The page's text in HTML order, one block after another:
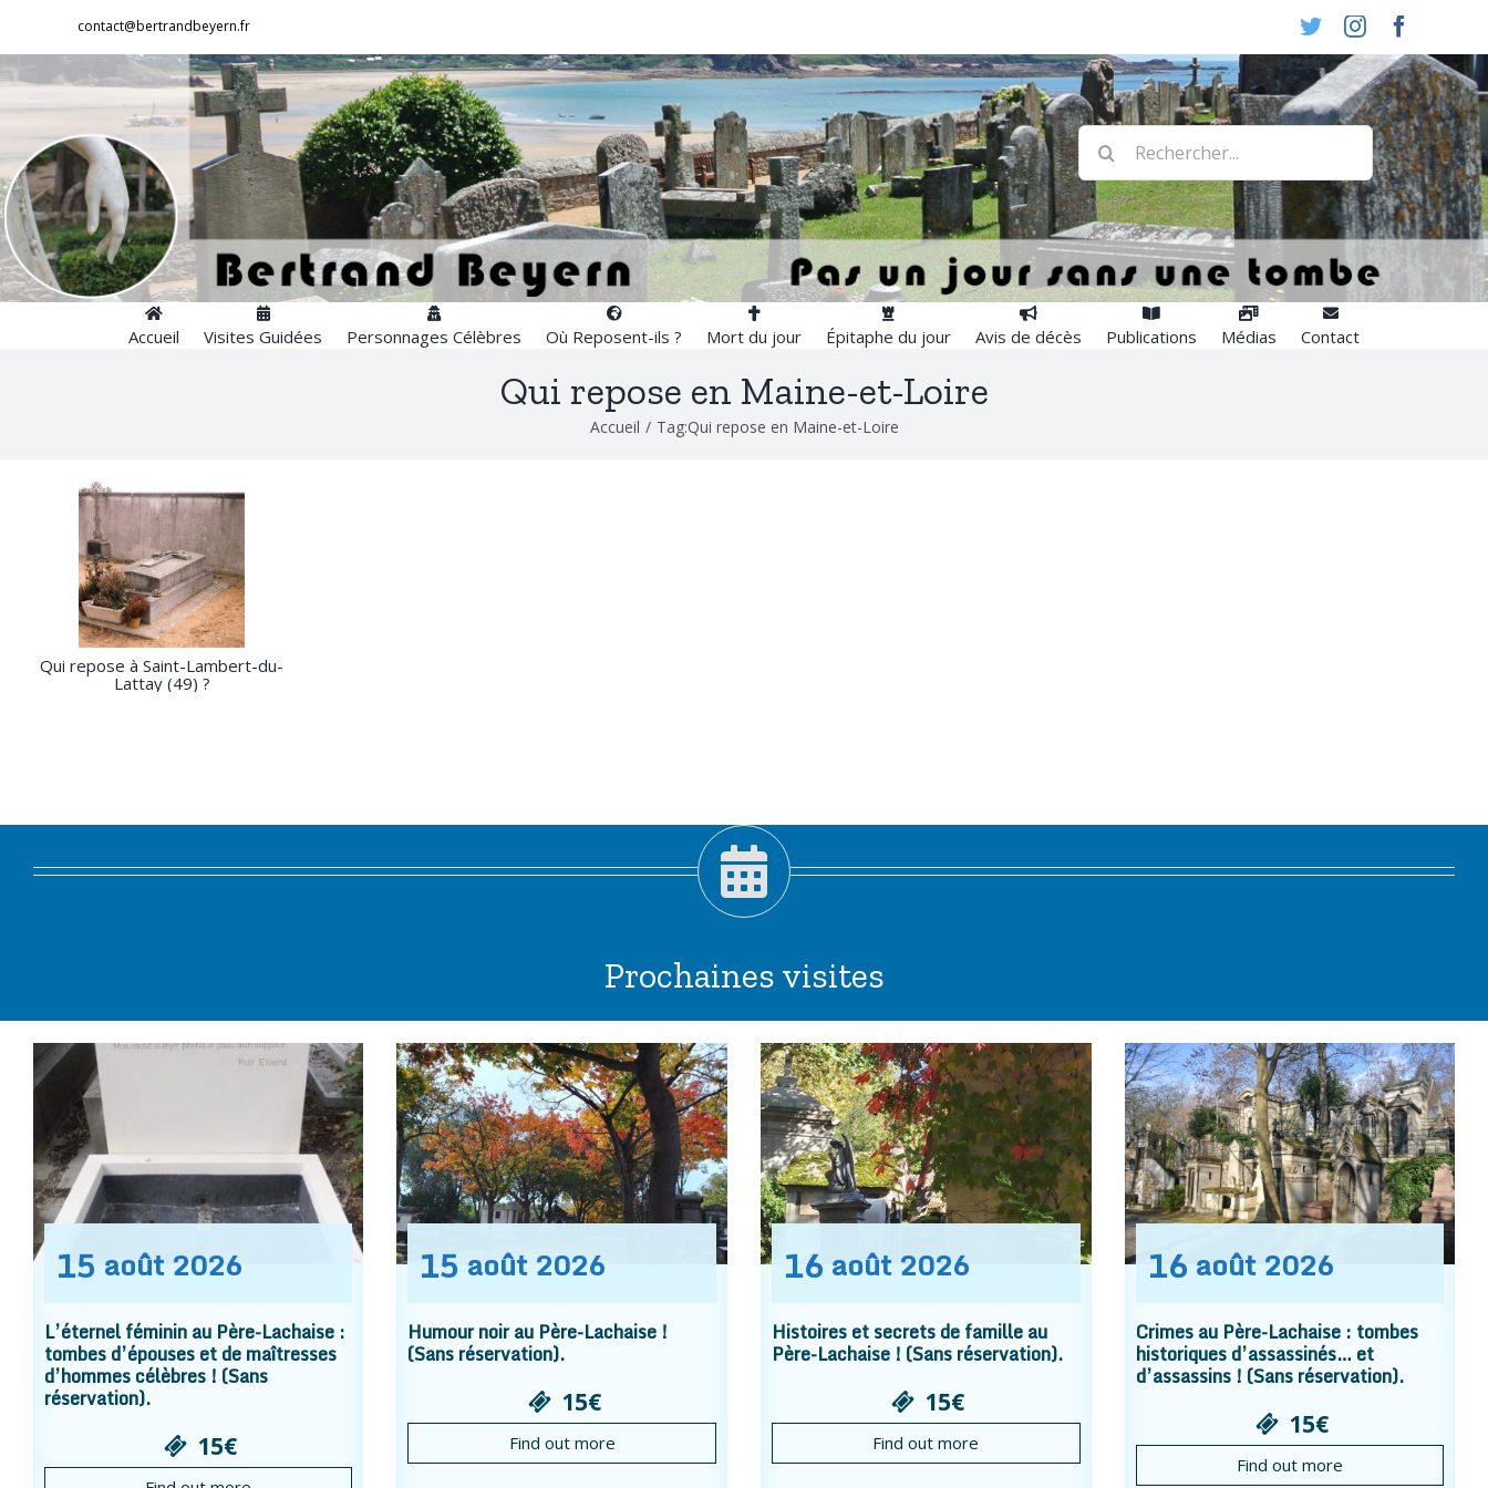
contenu
contact@bertrandbeyern.fr TwitterInstagram
Rechercher:
Accueil Visites Guidées Personnages Célèbres Où Reposent-ils ? Mort du jour Épitaphe du jour Avis de décès Publications Médias Contact
Qui repose en Maine-et-Loire
Accueil / Tag:Qui repose en Maine-et-Loire
Qui repose à Saint-Lambert-du-
Lattay (49) ?
Prochaines visites
15 août 2026
L’éternel féminin au Père-Lachaise :
tombes d’épouses et de maîtresses
d’hommes célèbres ! (Sans
réservation).
15€
15 août 2026
Humour noir au Père-Lachaise !
(Sans réservation).
15€
Find out more
16 août 2026
Histoires et secrets de famille au
Père-Lachaise ! (Sans réservation).
15€
Find out more
16 août 2026
Crimes au Père-Lachaise : tombes
historiques d’assassinés… et
d’assassins ! (Sans réservation).
15€
Find out more